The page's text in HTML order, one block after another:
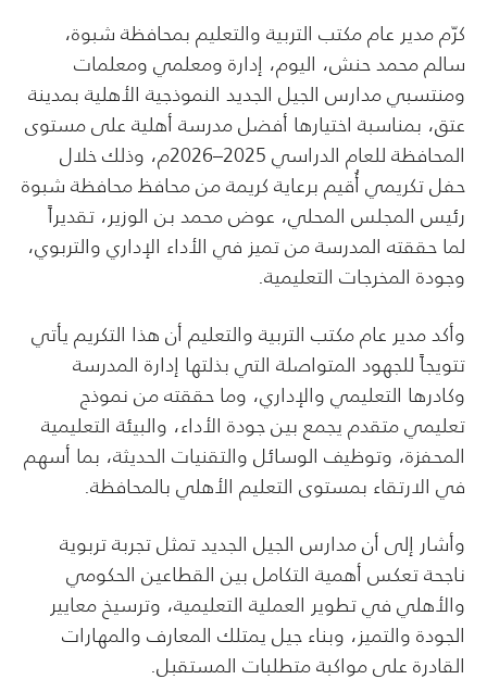
كرّم مدير عام مكتب التربية والتعليم بمحافظة شبوة،
سالم محمد حنش، اليوم، إدارة ومعلمي ومعلمات
ومنتسبي مدارس الجيل الجديد النموذجية الأهلية بمدينة
عتق، بمناسبة اختيارها أفضل مدرسة أهلية على مستوى
المحافظة للعام الدراسي 2025–2026م، وذلك خلال
حفل تكريمي أُقيم برعاية كريمة من محافظ محافظة شبوة
رئيس المجلس المحلي، عوض محمد بن الوزير، تقديراً
لما حققته المدرسة من تميز في الأداء الإداري والتربوي،
وجودة المخرجات التعليمية.
وأكد مدير عام مكتب التربية والتعليم أن هذا التكريم يأتي
تتويجاً للجهود المتواصلة التي بذلتها إدارة المدرسة
وكادرها التعليمي والإداري، وما حققته من نموذج
تعليمي متقدم يجمع بين جودة الأداء، والبيئة التعليمية
المحفزة، وتوظيف الوسائل والتقنيات الحديثة، بما أسهم
في الارتقاء بمستوى التعليم الأهلي بالمحافظة.
وأشار إلى أن مدارس الجيل الجديد تمثل تجربة تربوية
ناجحة تعكس أهمية التكامل بين القطاعين الحكومي
والأهلي في تطوير العملية التعليمية، وترسيخ معايير
الجودة والتميز، وبناء جيل يمتلك المعارف والمهارات
القادرة على مواكبة متطلبات المستقبل.